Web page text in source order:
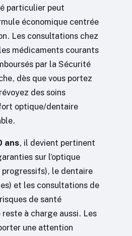
particulier peut
économique centrée
Les consultations chez
médicaments courants
par la Sécurité
dès que vous portez
des soins
optique/dentaire
ans, il devient pertinent
sur l’optique
progressifs), le dentaire
et les consultations de
de santé
à charge aussi. Les
une attention